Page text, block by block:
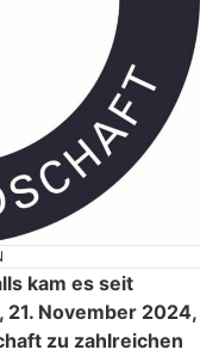
kam es seit
November 2024,
zu zahlreichen